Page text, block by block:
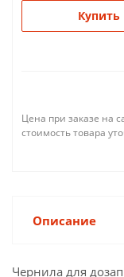
Купить
Цена при заказе на
стоимость товара
Описание
Чернила для